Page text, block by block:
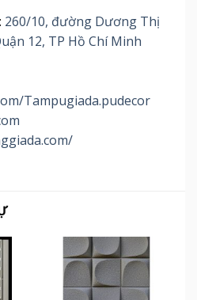
: 260/10, đường Dương Thị
12, TP Hồ Chí Minh
Tampugiada.pudecor